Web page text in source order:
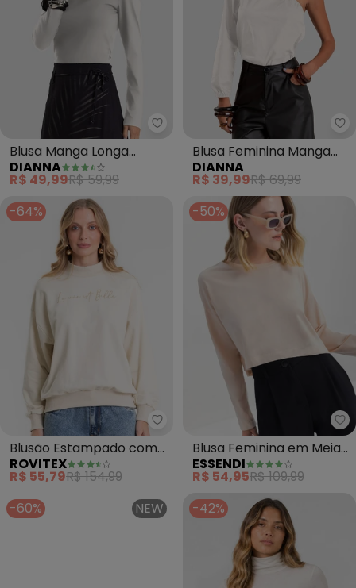
Dianna - Blusa Manga
Blusa Manga Longa
(Bege)
DIANNA
R$ 49,99R$ 59,99
Blusa Feminina Manga
Única em Tricoline
(Bege)
DIANNA
R$ 39,99R$ 69,99
-64%
Rovitex - Blusão Estampado
Blusão Estampado com
Gola Alta (Bege)
ROVITEX
R$ 55,79R$ 154,99
-50%
Blusa Feminina em Meia
Malha (Bege)
ESSENDI
R$ 54,95R$ 109,99
-60%
NEW -42%